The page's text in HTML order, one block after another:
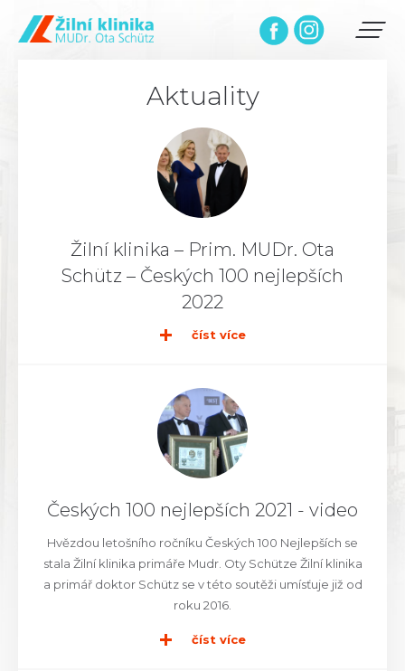
Aktuality
Žilní klinika – Prim. MUDr. Ota
Schütz – Českých 100 nejlepších
2022
číst více
Českých 100 nejlepších 2021 - video
Hvězdou letošního ročníku Českých 100 Nejlepších se
stala Žilní klinika primáře Mudr. Oty Schütze Žilní klinika
a primář doktor Schütz se v této soutěži umísťuje již od
roku 2016.
číst více